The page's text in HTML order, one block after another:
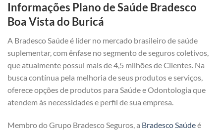
Informações Plano de Saúde Bradesco
Boa Vista do Buricá
A Bradesco Saúde é líder no mercado brasileiro de saúde
suplementar, com ênfase no segmento de seguros coletivos,
que atualmente possui mais de 4,5 milhões de Clientes. Na
busca contínua pela melhoria de seus produtos e serviços,
oferece opções de produtos para Saúde e Odontologia que
atendem às necessidades e perfil de sua empresa.
Membro do Grupo Bradesco Seguros, a Bradesco Saúdeé